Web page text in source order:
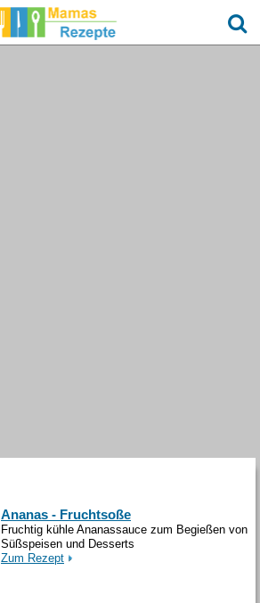
Ananas - Fruchtsoße
Fruchtig kühle Ananassauce zum Begießen von
Süßspeisen und Desserts
Zum Rezept